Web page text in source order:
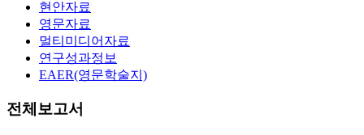
현안자료
영문자료
멀티미디어자료
연구성과정보
EAER(영문학술지)
전체보고서